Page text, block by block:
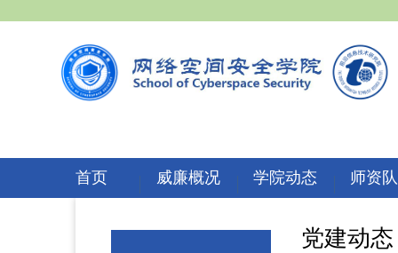
首页 威廉概况 学院动态 师资
党建动态